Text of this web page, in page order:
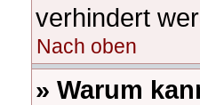
verhindert
Nach oben
» Warum